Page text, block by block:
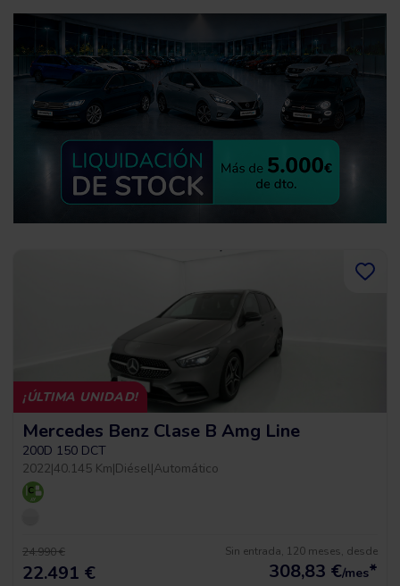
¡ÚLTIMA UNIDAD!
Mercedes Benz Clase B Amg Line
200D 150 DCT
2022|40.145 Km|Diésel|Automático
24.990 €
22.491 €
Sin entrada, 120 meses, desde
308,83 €/mes*